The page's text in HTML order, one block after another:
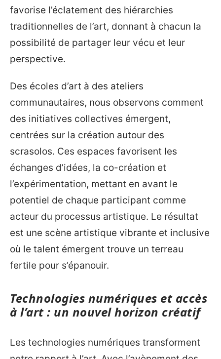
favorise l’éclatement des hiérarchies
traditionnelles de l’art, donnant à chacun la
possibilité de partager leur vécu et leur
perspective.
Des écoles d’art à des ateliers
communautaires, nous observons comment
des initiatives collectives émergent,
centrées sur la création autour des
scrasolos. Ces espaces favorisent les
échanges d’idées, la co-création et
l’expérimentation, mettant en avant le
potentiel de chaque participant comme
acteur du processus artistique. Le résultat
est une scène artistique vibrante et inclusive
où le talent émergent trouve un terreau
fertile pour s’épanouir.
Technologies numériques et accès
à l’art : un nouvel horizon créatif
Les technologies numériques transforment